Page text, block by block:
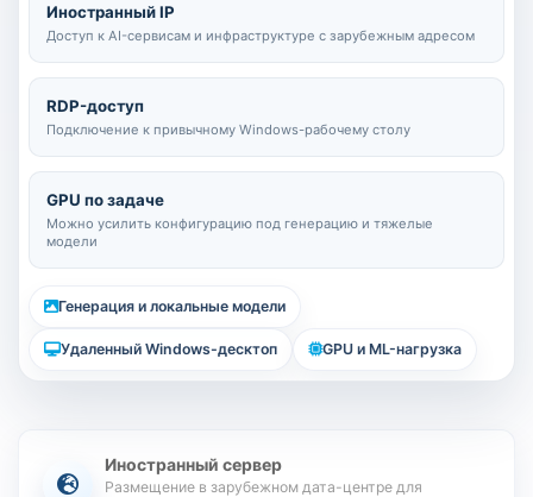
Иностранный IP
Доступ к AI-сервисам и инфраструктуре с зарубежным адресом
RDP-доступ
Подключение к привычному Windows-рабочему столу
GPU по задаче
Можно усилить конфигурацию под генерацию и тяжелые
модели
Генерация и локальные модели
Удаленный Windows-десктоп GPU и ML-нагрузка
Иностранный сервер
Размещение в зарубежном дата-центре для